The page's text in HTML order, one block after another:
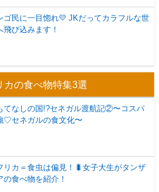
ゴ民に一目惚れ💛 JKだってカラフルな世
飛び込みます！
カの食べ物特集3選
てなしの国!?セネガル渡航記②〜コスパ
♡セネガルの食文化〜
リカ＝食虫は偏見！🐛女子大生がタンザ
の食べ物を紹介！